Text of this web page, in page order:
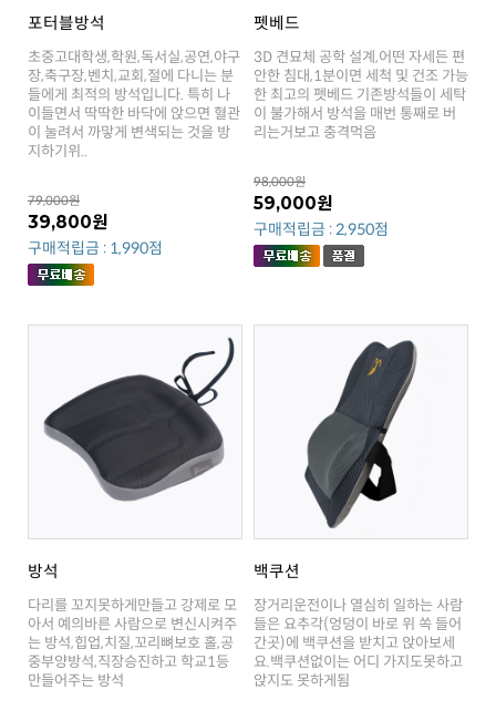
포터블방석
지하기위..
79,000원
39,800원
구매적립금 : 1,990점
펫베드
리는거보고 충격먹음
98,000원
59,000원
구매적립금 : 2,950점
방석
만들어주는 방석
백쿠션
앉지도 못하게됨